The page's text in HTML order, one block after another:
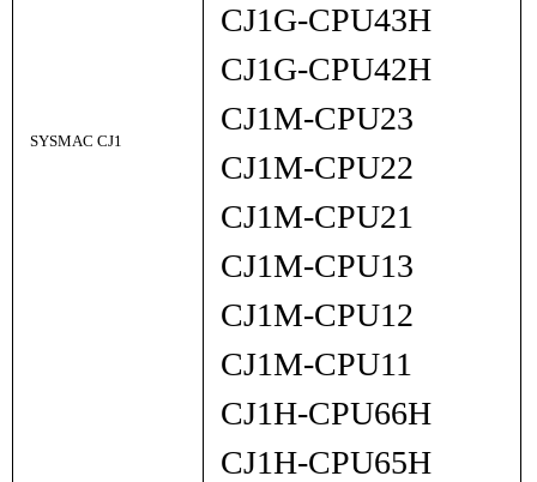
SYSMAC CJ1
CJ1G-CPU43H
CJ1G-CPU42H
CJ1M-CPU23
CJ1M-CPU22
CJ1M-CPU21
CJ1M-CPU13
CJ1M-CPU12
CJ1M-CPU11
CJ1H-CPU66H
CJ1H-CPU65H